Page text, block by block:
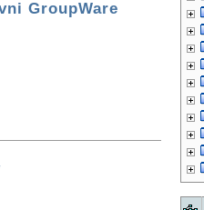
GroupWare